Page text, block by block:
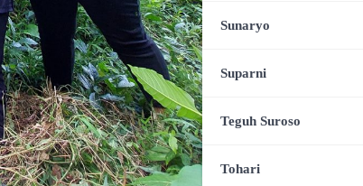
Sunaryo
Suparni
Teguh Suroso
Tohari